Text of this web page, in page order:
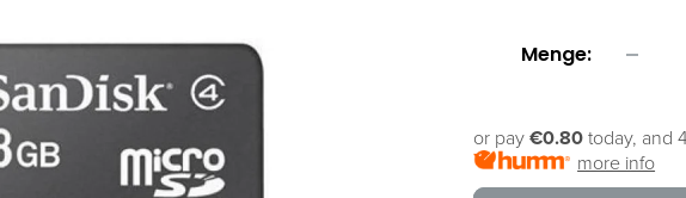
Menge:
or pay €0.80 today, and
more info